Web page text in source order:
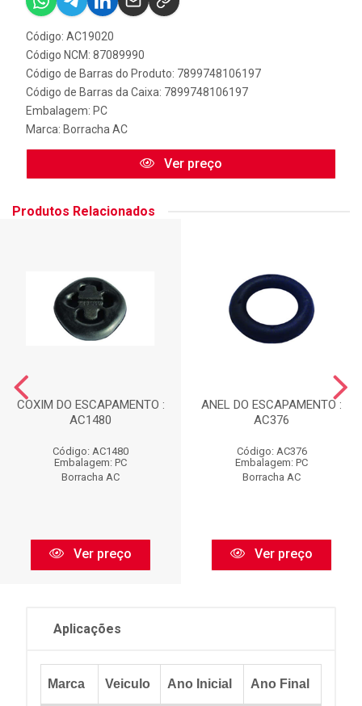
Código: AC19020
Código NCM: 87089990
Código de Barras do Produto: 7899748106197
Código de Barras da Caixa: 7899748106197
Embalagem: PC
Marca: Borracha AC
Ver preço
Produtos Relacionados
COXIM DO ESCAPAMENTO :
AC1480
Código: AC1480
Embalagem: PC
Borracha AC
Ver preço
ANEL DO ESCAPAMENTO :
AC376
Código: AC376
Embalagem: PC
Borracha AC
Ver preço
Aplicações
Marca Veiculo Ano Inicial Ano Final